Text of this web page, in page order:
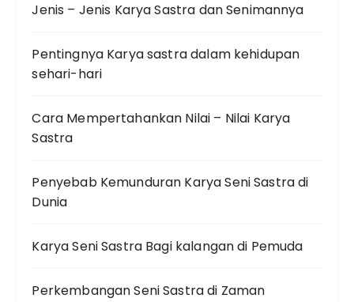
Jenis – Jenis Karya Sastra dan Senimannya
Pentingnya Karya sastra dalam kehidupan
sehari-hari
Cara Mempertahankan Nilai – Nilai Karya
Sastra
Penyebab Kemunduran Karya Seni Sastra di
Dunia
Karya Seni Sastra Bagi kalangan di Pemuda
Perkembangan Seni Sastra di Zaman